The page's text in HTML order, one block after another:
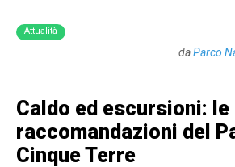
Attualità
daParco
Caldo ed escursioni: le
raccomandazioni del
Cinque Terre